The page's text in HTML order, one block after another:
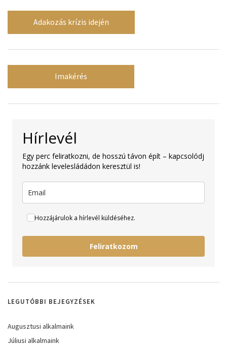
Adakozás krízis idején
Imakérés
Hírlevél
Egy perc feliratkozni, de hosszú távon épít – kapcsolódj
hozzánk levelesládádon keresztül is!
Hozzájárulok a hírlevél küldéséhez.
Feliratkozom
LEGUTÓBBI BEJEGYZÉSEK
Augusztusi alkalmaink
Júliusi alkalmaink